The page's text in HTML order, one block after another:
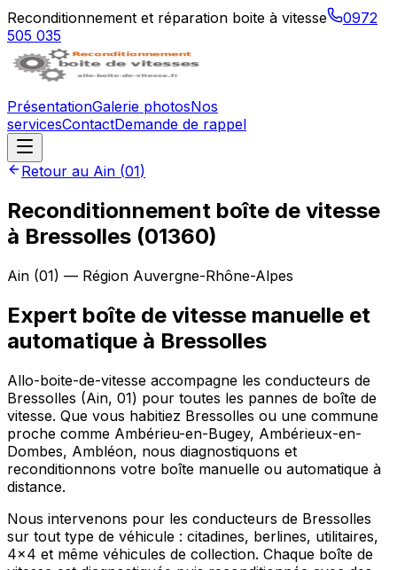
Reconditionnement et réparation boite à vitesse
0972
505 035
PrésentationGalerie photosNos
servicesContactDemande de rappel
Retour au Ain (01)
Reconditionnement boîte de vitesse
à Bressolles (01360)
Ain (01) — Région Auvergne-Rhône-Alpes
Expert boîte de vitesse manuelle et
automatique à Bressolles
Allo-boite-de-vitesse accompagne les conducteurs de
Bressolles (Ain, 01) pour toutes les pannes de boîte de
vitesse. Que vous habitiez Bressolles ou une commune
proche comme Ambérieu-en-Bugey, Ambérieux-en-
Dombes, Ambléon, nous diagnostiquons et
reconditionnons votre boîte manuelle ou automatique à
distance.
Nous intervenons pour les conducteurs de Bressolles
sur tout type de véhicule : citadines, berlines, utilitaires,
4x4 et même véhicules de collection. Chaque boîte de